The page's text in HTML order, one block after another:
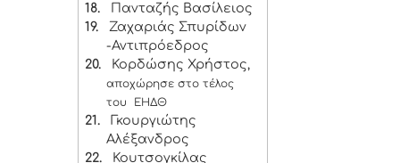
18.
Πανταζής Βασίλειος
19.
Ζαχαριάς Σπυρίδων
-Αντιπρόεδρος
20.
Κορδώσης Χρήστος,
αποχώρησε στο τέλος
του ΕΗΔΘ
21.
Γκουργιώτης
Αλέξανδρος
22.
Κουτσογκίλας